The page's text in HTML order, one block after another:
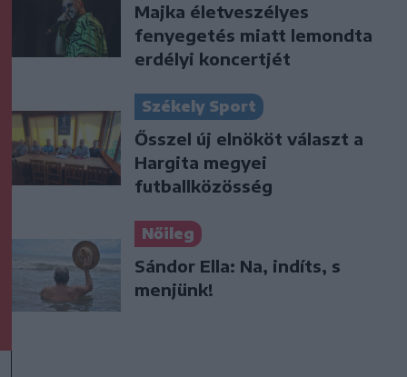
Majka életveszélyes
fenyegetés miatt lemondta
erdélyi koncertjét
Székely Sport
Ősszel új elnököt választ a
Hargita megyei
futballközösség
Nőileg
Sándor Ella: Na, indíts, s
menjünk!